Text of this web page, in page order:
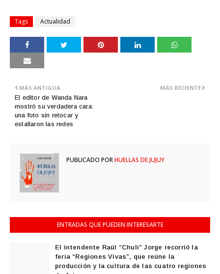
Tags Actualidad
MÁS RECIENTE
MÁS ANTIGUA
El editor de Wanda Nara
mostró su verdadera cara:
una foto sin retocar y
estallaron las redes
PUBLICADO PORHUELLAS DE JUJUY
ENTRADAS QUE PUEDEN INTERESARTE
El intendente Raúl “Chuli” Jorge recorrió la
feria “Regiones Vivas”, que reúne la
producción y la cultura de las cuatro regiones